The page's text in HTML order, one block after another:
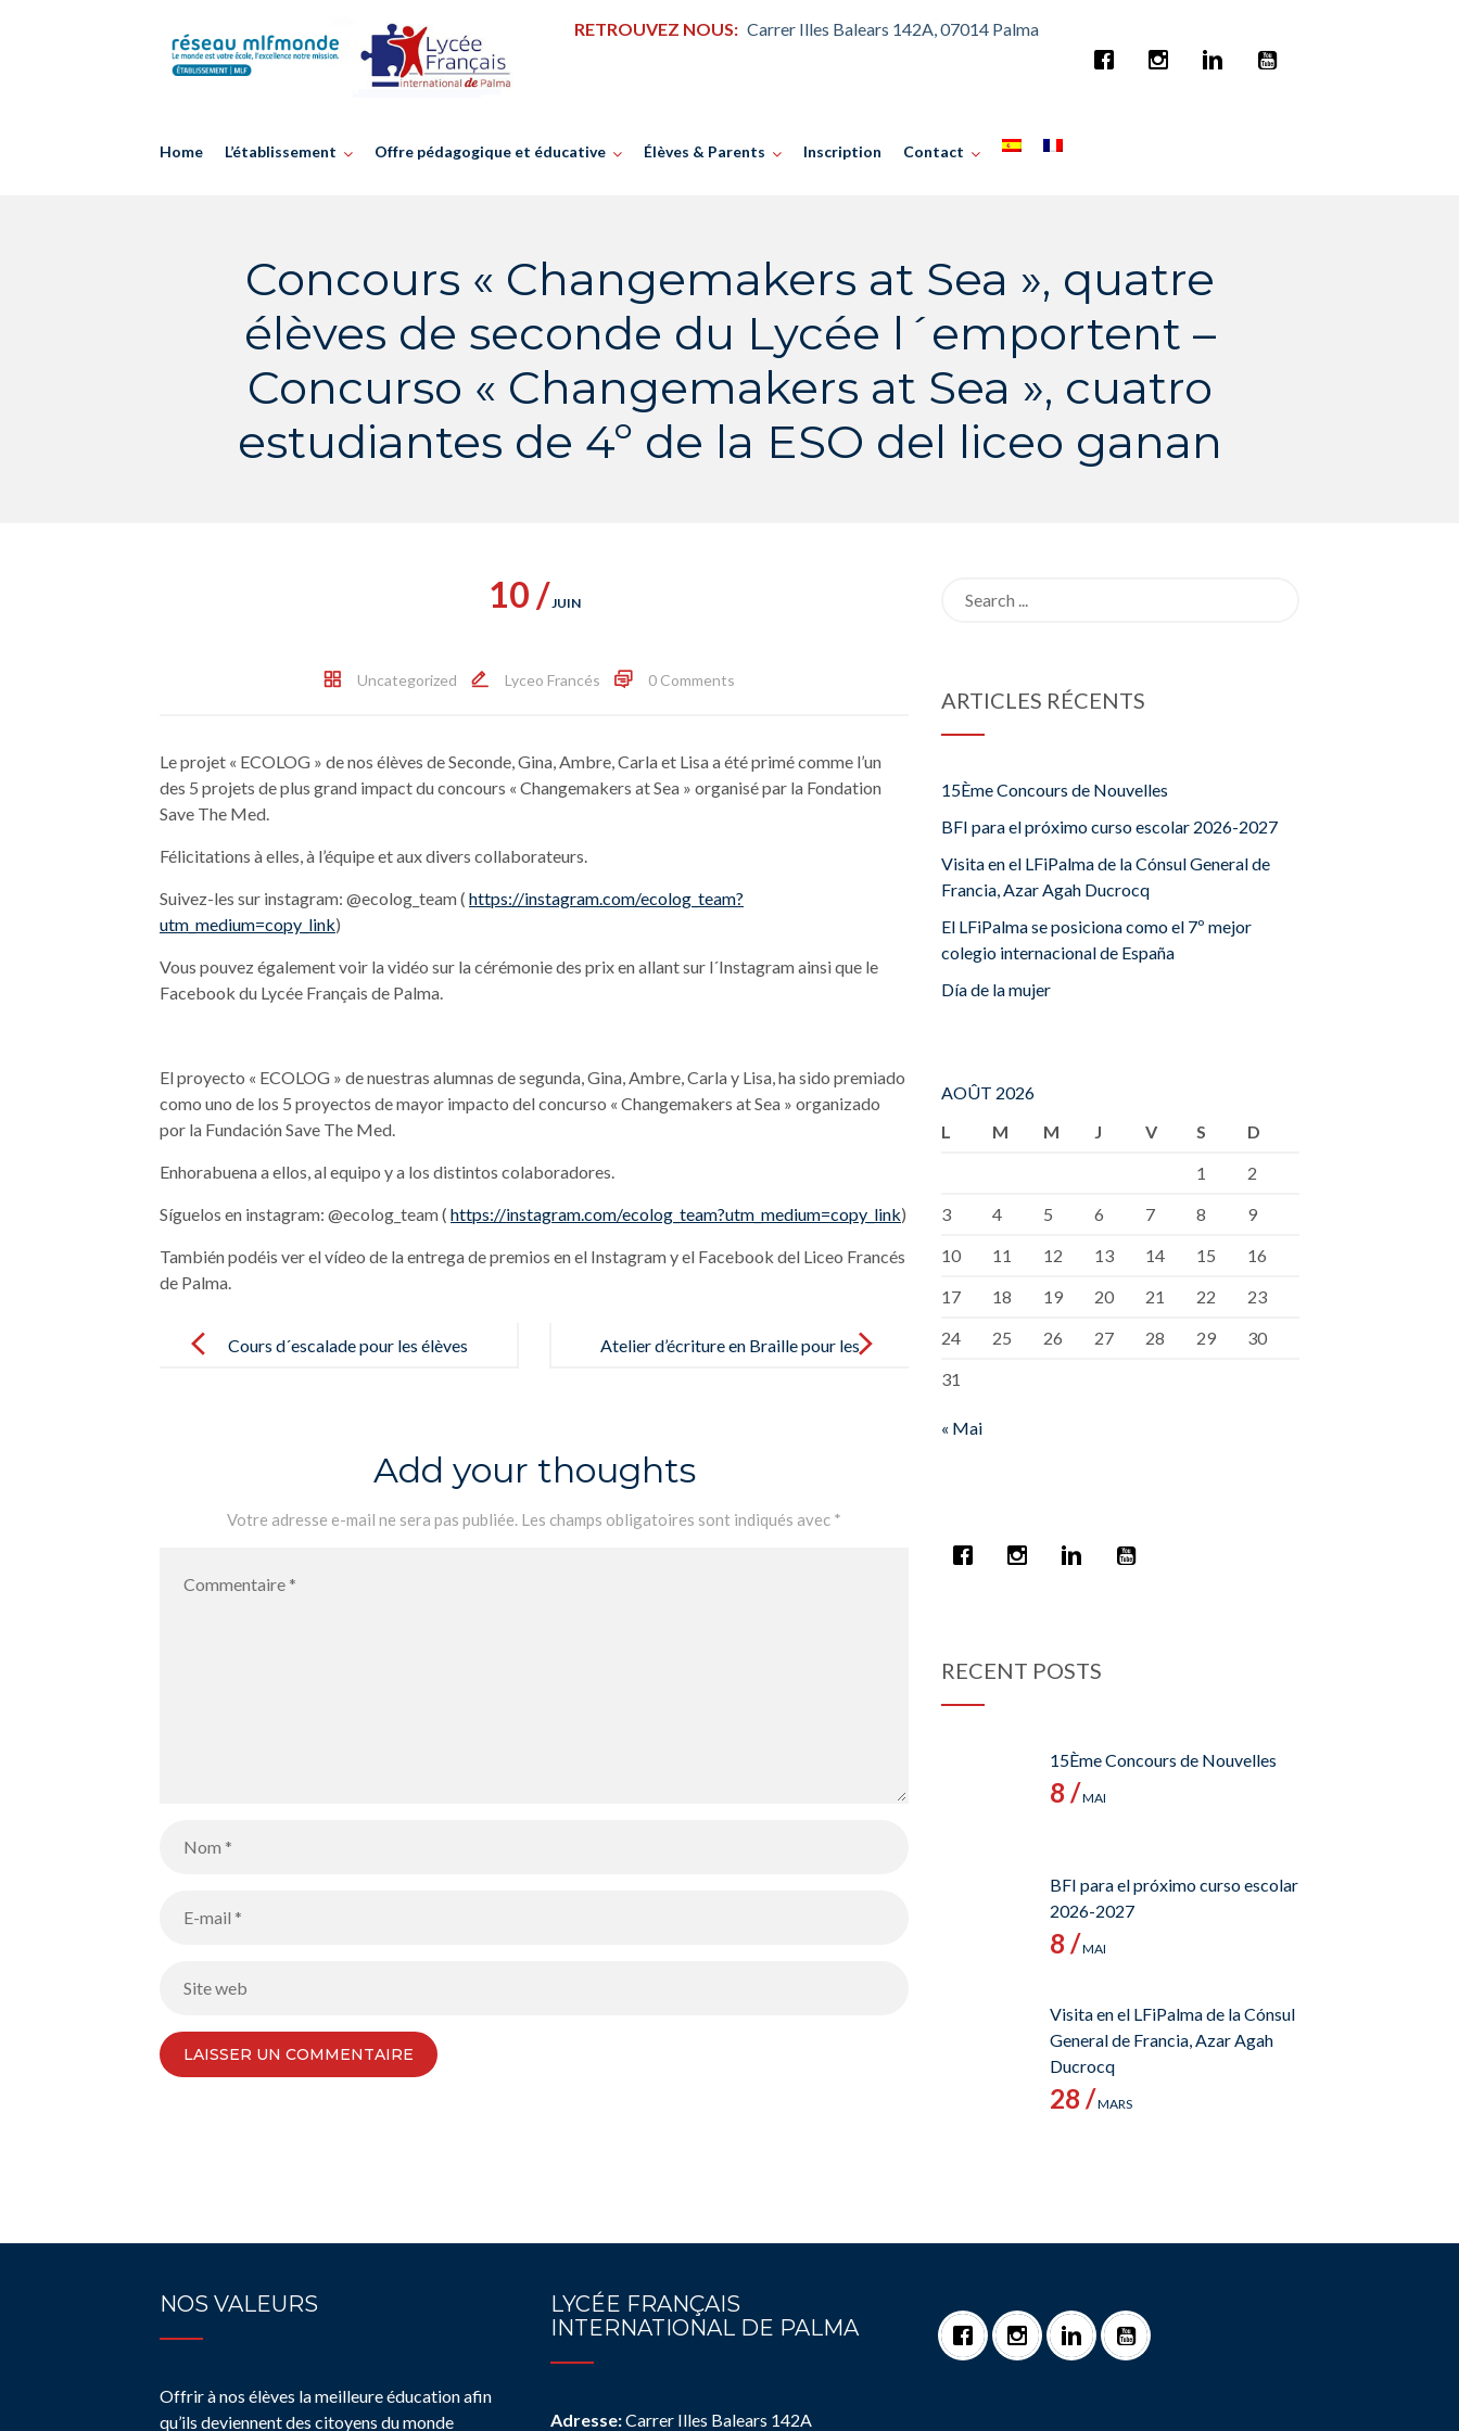
RETROUVEZ NOUS: Carrer Illes Balears 142A, 07014 Palma
Home L’établissement Offre pédagogique et éducative Élèves & Parents Inscription Contact
Concours « Changemakers at Sea », quatre
élèves de seconde du Lycée l´emportent –
Concurso « Changemakers at Sea », cuatro
estudiantes de 4º de la ESO del liceo ganan
10 /JUIN
Uncategorized Lyceo Francés 0 Comments
Le projet « ECOLOG » de nos élèves de Seconde, Gina, Ambre, Carla et Lisa a été primé comme l’un
des 5 projets de plus grand impact du concours « Changemakers at Sea » organisé par la Fondation
Save The Med.
Félicitations à elles, à l’équipe et aux divers collaborateurs.
Suivez-les sur instagram: @ecolog_team ( https://instagram.com/ecolog_team?
utm_medium=copy_link)
Vous pouvez également voir la vidéo sur la cérémonie des prix en allant sur l´Instagram ainsi que le
Facebook du Lycée Français de Palma.
El proyecto « ECOLOG » de nuestras alumnas de segunda, Gina, Ambre, Carla y Lisa, ha sido premiado
como uno de los 5 proyectos de mayor impacto del concurso « Changemakers at Sea » organizado
por la Fundación Save The Med.
Enhorabuena a ellos, al equipo y a los distintos colaboradores.
Síguelos en instagram: @ecolog_team ( https://instagram.com/ecolog_team?utm_medium=copy_link)
También podéis ver el vídeo de la entrega de premios en el Instagram y el Facebook del Liceo Francés
de Palma.
navigationCours d´escalade pour les élèves
Atelier d’écriture en Braille pour les
Add your thoughts
Votre adresse e-mail ne sera pas publiée. Les champs obligatoires sont indiqués avec *
ARTICLES RÉCENTS
15Ème Concours de Nouvelles
BFI para el próximo curso escolar 2026-2027
Visita en el LFiPalma de la Cónsul General de
Francia, Azar Agah Ducrocq
El LFiPalma se posiciona como el 7º mejor
colegio internacional de España
Día de la mujer
AOÛT 2026
L
M M J V S
D
1
2
3
4 5 6 7 8
9
10
11 12 13 14 15
16
17
18 19 20 21 22
23
24
25 26 27 28 29
30
31
« Mai
RECENT POSTS
15Ème Concours de Nouvelles
8 /MAI
BFI para el próximo curso escolar
2026-2027
8 /MAI
Visita en el LFiPalma de la Cónsul
General de Francia, Azar Agah
Ducrocq
28 /MARS
NOS VALEURS
Offrir à nos élèves la meilleure éducation afin
qu’ils deviennent des citoyens du monde
LYCÉE FRANÇAIS
INTERNATIONAL DE PALMA
Adresse:Carrer Illes Balears 142A